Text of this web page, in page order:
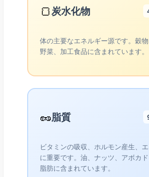
🍞炭水化物
体の主要なエネルギー源です。穀物
野菜、加工食品に含まれています。
🥜脂質
ビタミンの吸収、ホルモン産生、
に重要です。油、ナッツ、アボカ
脂肪に含まれています。